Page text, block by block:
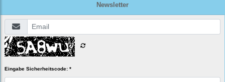
Newsletter
Eingabe Sicherheitscode: *